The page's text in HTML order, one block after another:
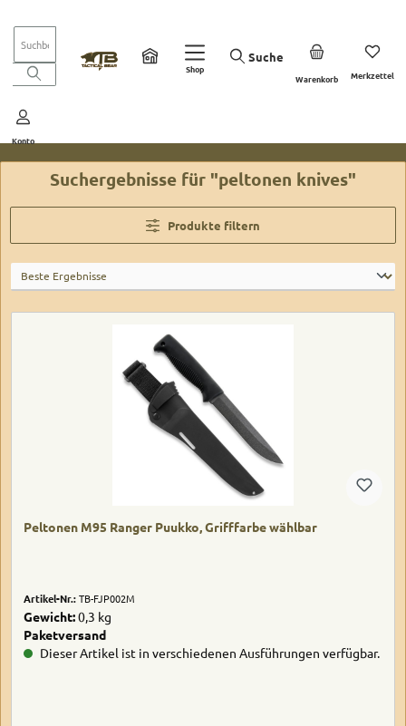
Shop
Suche
Merkzettel
Du
Konto
Warenkorb
Suchergebnisse für "peltonen knives"
Produkte filtern
Peltonen M95 Ranger Puukko, Grifffarbe wählbar
Artikel-Nr.:TB-FJP002M
Gewicht:0,3 kg
Paketversand
Dieser Artikel ist in verschiedenen Ausführungen verfügbar.